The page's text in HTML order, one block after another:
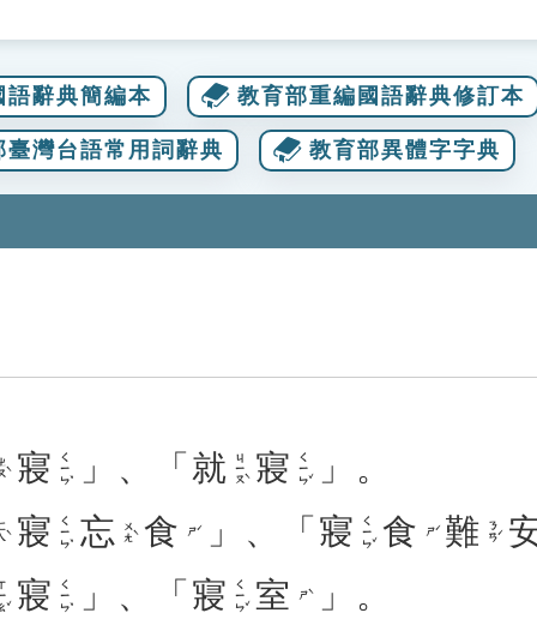
語辭典簡編本 教育部重編國語辭典修訂本
臺灣台語常用詞辭典 教育部異體字字典
ˋ 寢 ㄑㄧㄣˇ 」、「 就 ㄐㄧㄡˋ 寢 ㄑㄧㄣˇ
」。
ˋ 寢 ㄑㄧㄣˇ 忘 ㄨㄤˋ 食 ㄕˊ 」、「 寢 ㄑㄧㄣˇ 食 ㄕˊ 難 ㄋㄢˊ
ˇ 寢 ㄑㄧㄣˇ 」、「 寢 ㄑㄧㄣˇ 室 ㄕˋ
」。